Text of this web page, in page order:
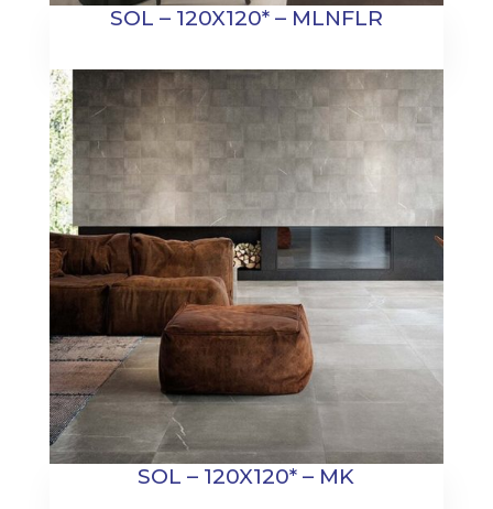
SOL – 120X120* – MLNFLR
SOL – 120X120* – MK